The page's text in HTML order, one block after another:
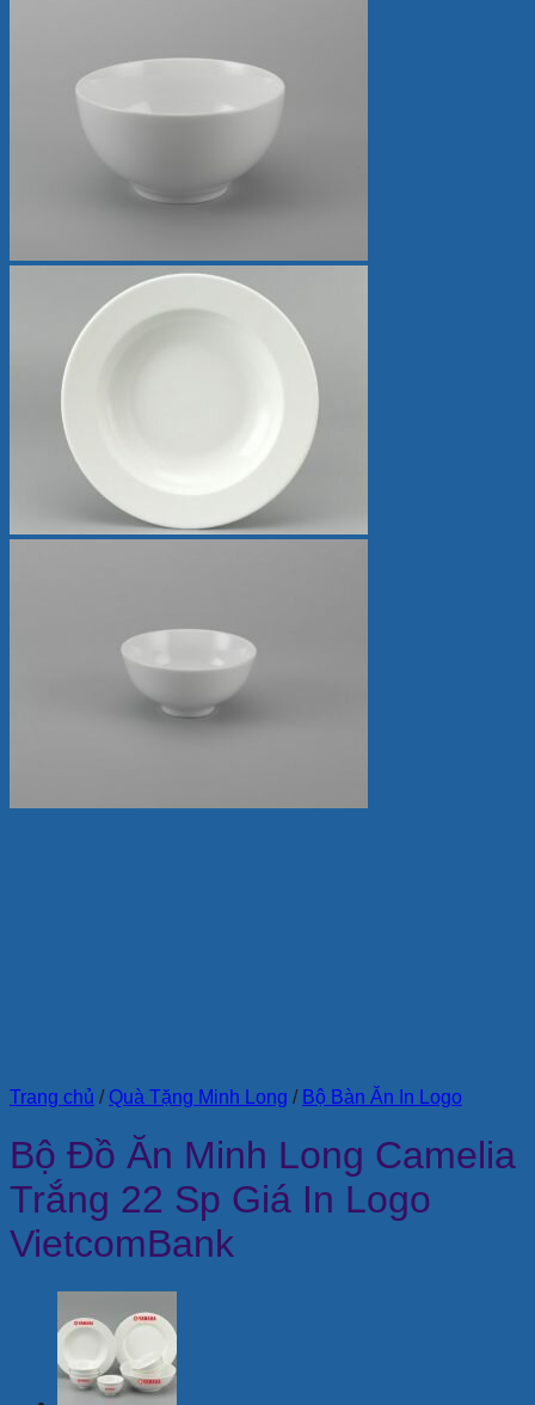
Trang chủ / Quà Tặng Minh Long / Bộ Bàn Ăn In Logo
Bộ Đồ Ăn Minh Long Camelia
Trắng 22 Sp Giá In Logo
VietcomBank